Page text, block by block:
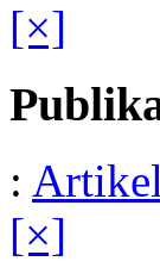
[×]
:
[×]